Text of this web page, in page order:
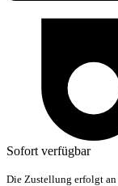
Sofort verfügbar
Die Zustellung erfolgt an